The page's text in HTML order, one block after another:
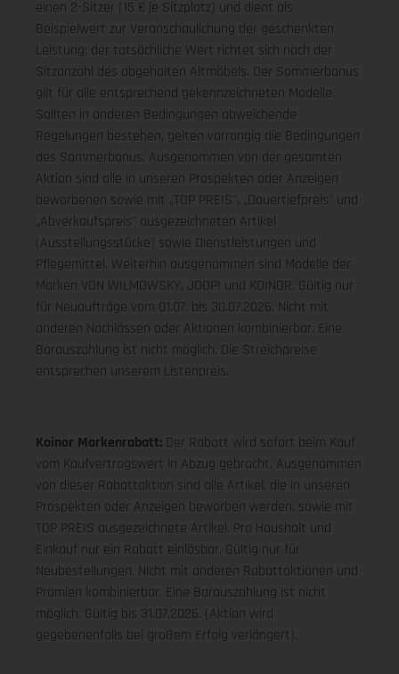
einen 2-Sitzer (15 € je Sitzplatz) und dient als
Beispielwert zur Veranschaulichung der geschenkten
Leistung; der tatsächliche Wert richtet sich nach der
Sitzanzahl des abgeholten Altmöbels. Der Sommerbonus
gilt für alle entsprechend gekennzeichneten Modelle.
Sollten in anderen Bedingungen abweichende
Regelungen bestehen, gelten vorrangig die Bedingungen
des Sommerbonus. Ausgenommen von der gesamten
Aktion sind alle in unseren Prospekten oder Anzeigen
beworbenen sowie mit „TOP PREIS", „Dauertiefpreis" und
„Abverkaufspreis" ausgezeichneten Artikel
(Ausstellungsstücke) sowie Dienstleistungen und
Pflegemittel. Weiterhin ausgenommen sind Modelle der
Marken VON WILMOWSKY, JOOP! und KOINOR. Gültig nur
für Neuaufträge vom 01.07. bis 30.07.2026. Nicht mit
anderen Nachlässen oder Aktionen kombinierbar. Eine
Barauszahlung ist nicht möglich. Die Streichpreise
entsprechen unserem Listenpreis.
Koinor Markenrabatt: Der Rabatt wird sofort beim Kauf
vom Kaufvertragswert in Abzug gebracht. Ausgenommen
von dieser Rabattaktion sind alle Artikel, die in unseren
Prospekten oder Anzeigen beworben werden, sowie mit
TOP PREIS ausgezeichnete Artikel. Pro Haushalt und
Einkauf nur ein Rabatt einlösbar. Gültig nur für
Neubestellungen. Nicht mit anderen Rabattaktionen und
Prämien kombinierbar. Eine Barauszahlung ist nicht
möglich. Gültig bis 31.07.2026. (Aktion wird
gegebenenfalls bei großem Erfolg verlängert).